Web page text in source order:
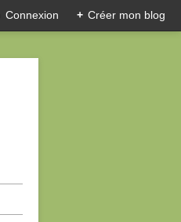
Connexion + Créer mon blog